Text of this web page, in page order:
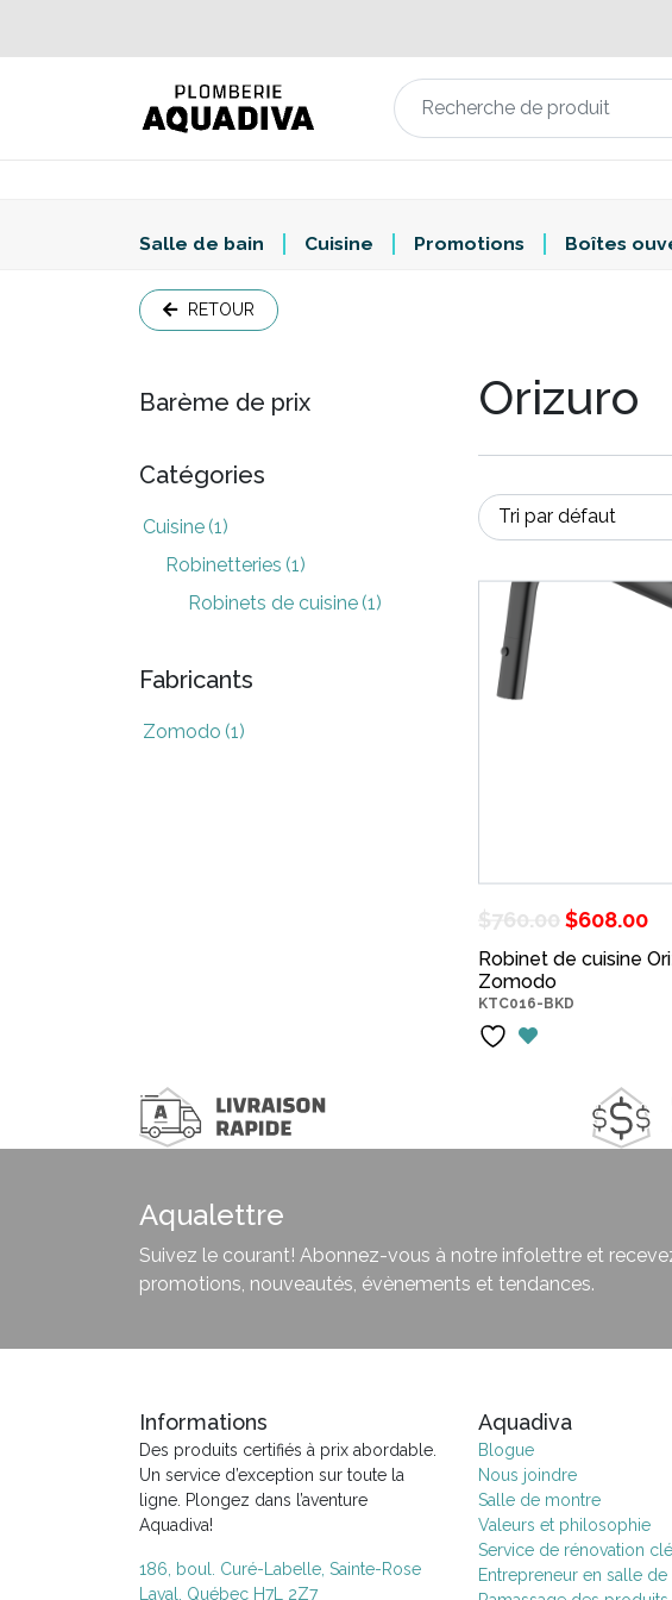
Salle de bain Cuisine Promotions Boîtes
RETOUR
Barème de prix
Catégories
Cuisine (1)
Robinetteries (1)
Robinets de cuisine (1)
Fabricants
Zomodo (1)
Orizuro
$760.00 Le
prix
était :
$608.00
Robinet de cuisine
Zomodo
KTC016-BKD
Aqualettre
Suivez le courant! Abonnez-vous à notre infolettre et
promotions, nouveautés, évènements et tendances.
Informations
Des produits certifiés à prix abordable.
Un service d’exception sur toute la
ligne. Plongez dans l’aventure
Aquadiva!
186, boul. Curé-Labelle, Sainte-Rose
Laval, Québec H7L 2Z7
Aquadiva
Blogue
Nous joindre
Salle de montre
Valeurs et philosophie
Service de rénovation
Entrepreneur en salle de